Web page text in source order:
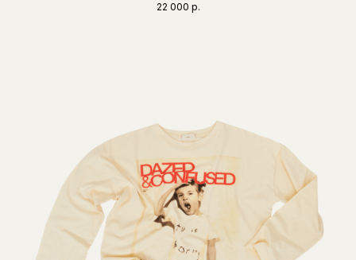
22 000 р.